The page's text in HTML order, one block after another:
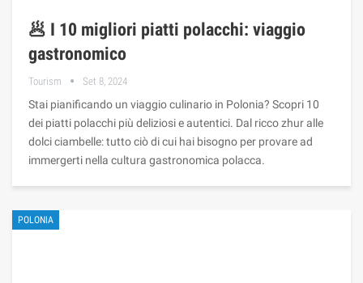
🥟 I 10 migliori piatti polacchi: viaggio
gastronomico
Tourism Set 8, 2024
Stai pianificando un viaggio culinario in Polonia? Scopri 10
dei piatti polacchi più deliziosi e autentici. Dal ricco zhur alle
dolci ciambelle: tutto ciò di cui hai bisogno per provare ad
immergerti nella cultura gastronomica polacca.
POLONIA